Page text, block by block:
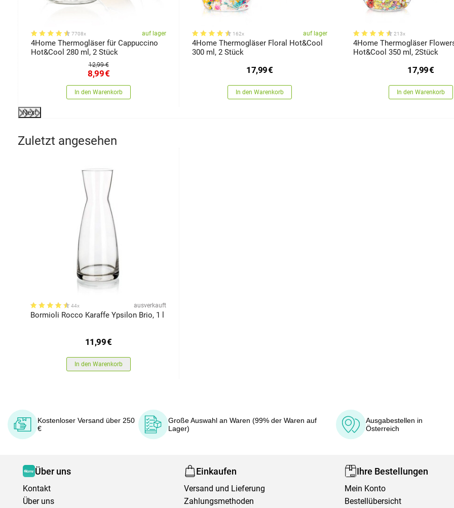
7708x auf lager
4Home Thermogläser für Cappuccino
Hot&Cool 280 ml, 2 Stück
12,99 €
8,99€
In den Warenkorb
162x auf lager
4Home Thermogläser Floral Hot&Cool
300 ml, 2 Stück
17,99€
In den Warenkorb
213x
4Home Thermogläser
Hot&Cool 350 ml, 2Stück
17,99€
In den Warenkorb
Next
Zuletzt angesehen
44x ausverkauft
Bormioli Rocco Karaffe Ypsilon Brio, 1 l
11,99€
In den Warenkorb
Kostenloser Versand über 250
€
Große Auswahl an Waren (99% der Waren auf
Lager)
Ausgabestellen in
Österreich
Über uns
Kontakt
Über uns
Einkaufen
Versand und Lieferung
Zahlungsmethoden
Ihre Bestellungen
Mein Konto
Bestellübersicht